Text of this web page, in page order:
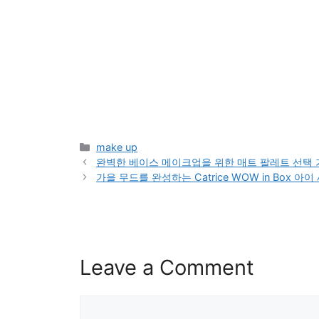
Categories
make up
완벽한 베이스 메이크업을 위한 매트 팔레트 선택
가을 무드를 완성하는 Catrice WOW in Box 아이
Leave a Comment